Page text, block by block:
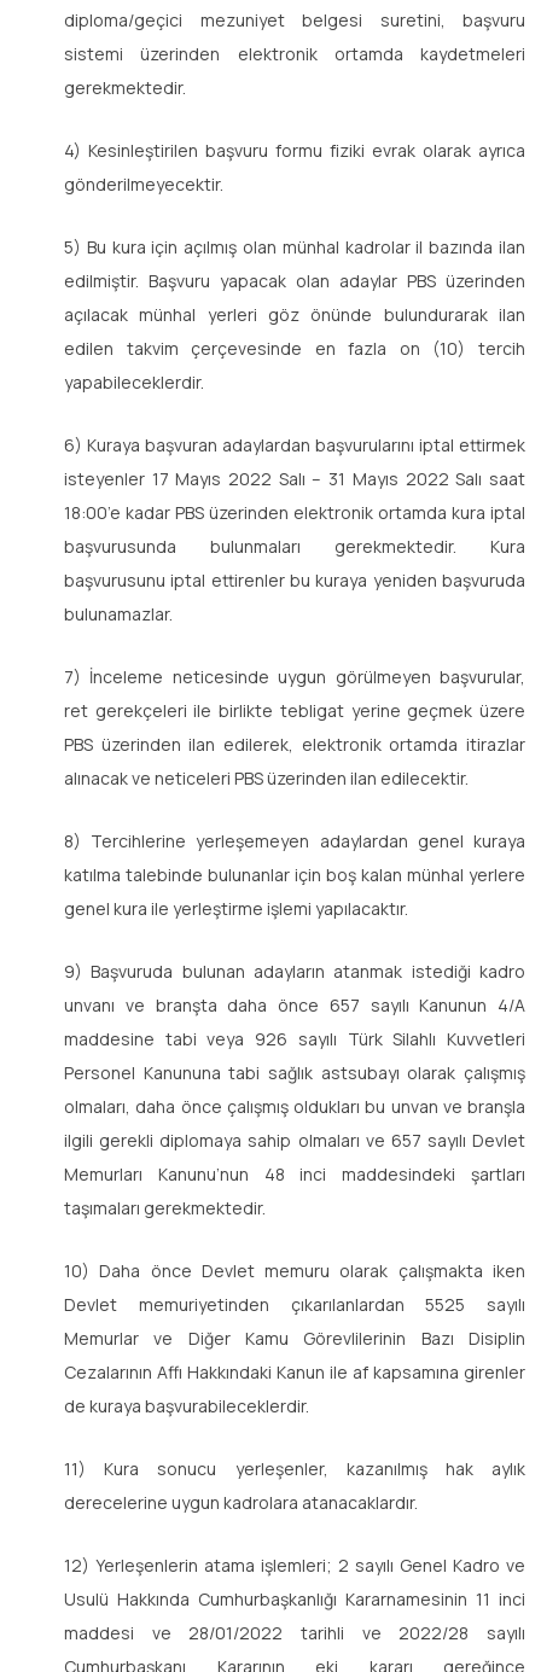
diploma/geçici mezuniyet belgesi suretini, başvuru
sistemi üzerinden elektronik ortamda kaydetmeleri
gerekmektedir.
4) Kesinleştirilen başvuru formu fiziki evrak olarak ayrıca
gönderilmeyecektir.
5) Bu kura için açılmış olan münhal kadrolar il bazında ilan
edilmiştir. Başvuru yapacak olan adaylar PBS üzerinden
açılacak münhal yerleri göz önünde bulundurarak ilan
edilen takvim çerçevesinde en fazla on (10) tercih
yapabileceklerdir.
6) Kuraya başvuran adaylardan başvurularını iptal ettirmek
isteyenler 17 Mayıs 2022 Salı – 31 Mayıs 2022 Salı saat
18:00’e kadar PBS üzerinden elektronik ortamda kura iptal
başvurusunda bulunmaları gerekmektedir. Kura
başvurusunu iptal ettirenler bu kuraya yeniden başvuruda
bulunamazlar.
7) İnceleme neticesinde uygun görülmeyen başvurular,
ret gerekçeleri ile birlikte tebligat yerine geçmek üzere
PBS üzerinden ilan edilerek, elektronik ortamda itirazlar
alınacak ve neticeleri PBS üzerinden ilan edilecektir.
8) Tercihlerine yerleşemeyen adaylardan genel kuraya
katılma talebinde bulunanlar için boş kalan münhal yerlere
genel kura ile yerleştirme işlemi yapılacaktır.
9) Başvuruda bulunan adayların atanmak istediği kadro
unvanı ve branşta daha önce 657 sayılı Kanunun 4/A
maddesine tabi veya 926 sayılı Türk Silahlı Kuvvetleri
Personel Kanununa tabi sağlık astsubayı olarak çalışmış
olmaları, daha önce çalışmış oldukları bu unvan ve branşla
ilgili gerekli diplomaya sahip olmaları ve 657 sayılı Devlet
Memurları Kanunu’nun 48 inci maddesindeki şartları
taşımaları gerekmektedir.
10) Daha önce Devlet memuru olarak çalışmakta iken
Devlet memuriyetinden çıkarılanlardan 5525 sayılı
Memurlar ve Diğer Kamu Görevlilerinin Bazı Disiplin
Cezalarının Affı Hakkındaki Kanun ile af kapsamına girenler
de kuraya başvurabileceklerdir.
11) Kura sonucu yerleşenler, kazanılmış hak aylık
derecelerine uygun kadrolara atanacaklardır.
12) Yerleşenlerin atama işlemleri; 2 sayılı Genel Kadro ve
Usulü Hakkında Cumhurbaşkanlığı Kararnamesinin 11 inci
maddesi ve 28/01/2022 tarihli ve 2022/28 sayılı
Cumhurbaşkanı Kararının eki kararı gereğince